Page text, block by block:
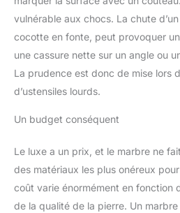
vulnérable aux chocs. La chute
cocotte en fonte, peut provoquer
une cassure nette sur un angle ou
La prudence est donc de mise lors
d’ustensiles lourds.
Un budget conséquent
Le luxe a un prix, et le marbre ne
des matériaux les plus onéreux
coût varie énormément en fonction
de la qualité de la pierre. Un